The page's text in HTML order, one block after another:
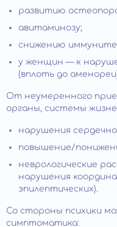
развитию
авитаминозу;
снижению
у женщин — к
(вплоть до
От неумеренного
органы, системы
нарушения
повышение/
неврологические
нарушения
эпилептических).
Со стороны психики
симптоматика: